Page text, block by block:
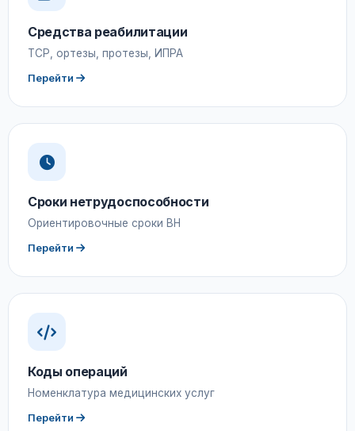
Средства реабилитации
ТСР, ортезы, протезы, ИПРА
Перейти
Сроки нетрудоспособности
Ориентировочные сроки ВН
Перейти
Коды операций
Номенклатура медицинских услуг
Перейти